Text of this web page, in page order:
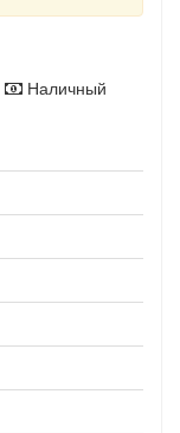
Наличный